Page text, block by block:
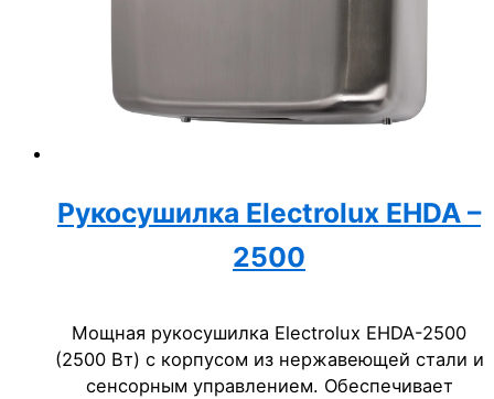
Рукосушилка Electrolux EHDA –
2500
Мощная рукосушилка Electrolux EHDA-2500
(2500 Вт) с корпусом из нержавеющей стали и
сенсорным управлением. Обеспечивает